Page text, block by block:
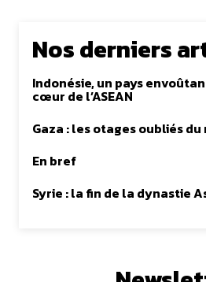
Nos derniers
Indonésie, un pays
cœur de l’ASEAN
Gaza : les otages oubliés du
En bref
Syrie : la fin de la dynastie